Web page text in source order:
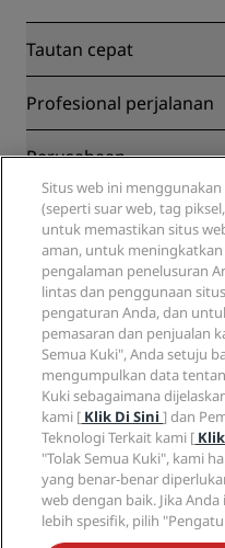
Tautan cepat
Radisson Rewards
Blog
Hotel baru dan yang akan
Radisson Hotels APP
Hotel yang Disetujui
Hotel yang Cocok untuk
‌Kesehatan dan
Profesional perjalanan
Partner
Perusahaan
Radisson Hotel Group
Media
Karier RHG
Karier PPHE
Karier EHL
The Club by RHG
Peluang Pengembangan
Bisnis yang Bertanggung
Pengadaan
Legal
Pusat Privasi
Pemberitahuan hukum
Syarat dan ketentuan
Perjanjian penggunaan
Aksesibilitas Digital
Pernyataan Perbudakan
Bantu
Peringatan Bagi
Hubungi
Pertanyaan Umum
Sitemap
Media sosial
Merek Radisson Hotels
Situs web ini
(seperti suar web, tag
untuk memastikan situs
aman, untuk
pengalaman penelusuran
lintas dan penggunaan
pengaturan Anda, dan
pemasaran dan penjualan
Semua Kuki", Anda setuju
mengumpulkan data
Kuki sebagaimana
kami [ Klik Di Sini] dan
Teknologi Terkait kami [
"Tolak Semua Kuki", kami
yang benar-benar
web dengan baik. Jika
lebih spesifik, pilih